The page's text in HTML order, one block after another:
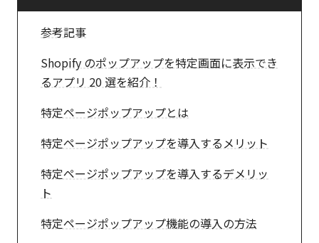
参考記事
Shopify のポップアップを特定画面に表示でき
るアプリ 20 選を紹介！
特定ページポップアップとは
特定ページポップアップを導入するメリット
特定ページポップアップを導入するデメリッ
ト
特定ページポップアップ機能の導入の方法